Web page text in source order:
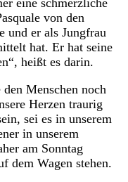
von den
und er als Jungfrau
hat. Er hat seine
heißt es darin.
Menschen noch
Herzen traurig
sei es in unserem
in unserem
am Sonntag
dem Wagen stehen.